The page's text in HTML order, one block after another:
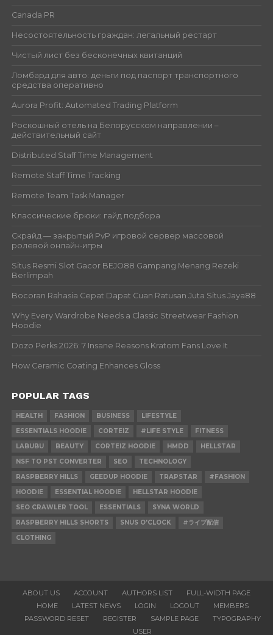
Canada PR
Несостоятельность граждан: легальный рестарт
Чистый лист без бесконечных квитанций
Ломбард для авто: деньги под паспорт транспортного
средства оперативно
Aurora Profit: Automated Trading Platform
Роскошный отель на Белорусском направлении –
действительный сайт
Distributed Staff Time Management
Remote Staff Time Tracking
Remote Team Task Manager
Классические брюки: гайд подбора
Скрайд — закрытый PvP игровой сервер массовой
ролевой онлайн‑игры
Situs Resmi Slot Gacor BEJO88 Gampang Menang Rezeki
Berlimpah
Bocoran Rahasia Cepat Dapat Cuan Ratusan Juta Situs Jaya88
Why Every Wardrobe Needs a Classic Streetwear Fashion
Hoodie
Dozo Perks 2026: 7 Insane Reasons Kratom Fans Love It
How Ceramic Coating Enhances Gloss
POPULAR TAGS
HEALTH FASHION BUSINESS
LIFESTYLE
ESSENTIALS HOODIE
CORTEIZ #LIFE STYLE
FITNESS
LABUBU
BEAUTY CORTEIZ HOODIE HMDD
HELLSTAR
NSF TO PST CONVERTER
SEO
TECHNOLOGY
RASPBERRY HILLS
GEEDUP HOODIE TRAPSTAR
#FASHION
HOODIE
ESSENTIAL HOODIE
HELLSTAR HOODIE
SEO CRAWLER TOOL
ESSENTIALS
SYNA WORLD
RASPBERRY HILLS SHORTS
SNUS O'CLOCK
#ライブ配信
CLOTHING
ABOUT US ACCOUNT AUTHORS LIST
FULL-WIDTH PAGE
HOME
LATEST NEWS LOGIN LOGOUT
MEMBERS
PASSWORD RESET
REGISTER SAMPLE PAGE
TYPOGRAPHY
USER